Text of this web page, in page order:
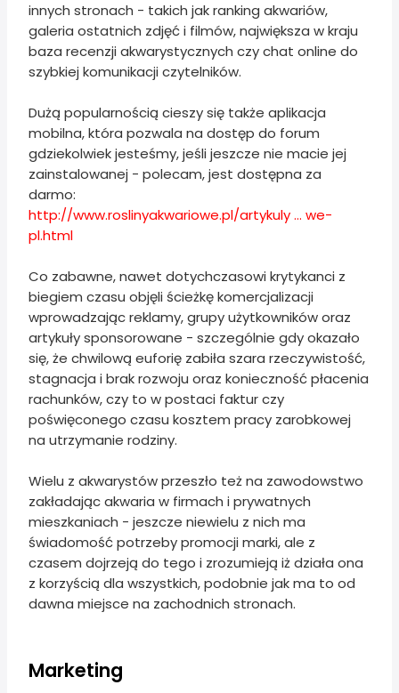
innych stronach - takich jak ranking akwariów,
galeria ostatnich zdjęć i filmów, największa w kraju
baza recenzji akwarystycznych czy chat online do
szybkiej komunikacji czytelników.
Dużą popularnością cieszy się także aplikacja
mobilna, która pozwala na dostęp do forum
gdziekolwiek jesteśmy, jeśli jeszcze nie macie jej
zainstalowanej - polecam, jest dostępna za
darmo:
http://www.roslinyakwariowe.pl/artykuly ... we-
pl.html
Co zabawne, nawet dotychczasowi krytykanci z
biegiem czasu objęli ścieżkę komercjalizacji
wprowadzając reklamy, grupy użytkowników oraz
artykuły sponsorowane - szczególnie gdy okazało
się, że chwilową euforię zabiła szara rzeczywistość,
stagnacja i brak rozwoju oraz konieczność płacenia
rachunków, czy to w postaci faktur czy
poświęconego czasu kosztem pracy zarobkowej
na utrzymanie rodziny.
Wielu z akwarystów przeszło też na zawodowstwo
zakładając akwaria w firmach i prywatnych
mieszkaniach - jeszcze niewielu z nich ma
świadomość potrzeby promocji marki, ale z
czasem dojrzeją do tego i zrozumieją iż działa ona
z korzyścią dla wszystkich, podobnie jak ma to od
dawna miejsce na zachodnich stronach.
Marketing